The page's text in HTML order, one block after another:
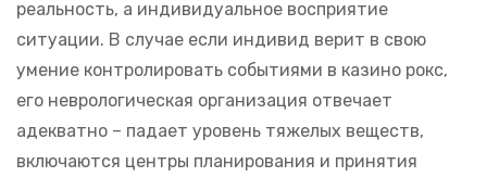
реальность, а индивидуальное восприятие
ситуации. В случае если индивид верит в свою
умение контролировать событиями в казино рокс,
его неврологическая организация отвечает
адекватно – падает уровень тяжелых веществ,
включаются центры планирования и принятия